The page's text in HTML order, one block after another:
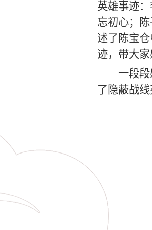
英雄事迹
忘初心；
述了陈宝
迹，带大
一段
了隐蔽战